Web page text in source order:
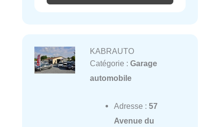
KABRAUTO
Catégorie : Garage
automobile
Adresse : 57
Avenue du